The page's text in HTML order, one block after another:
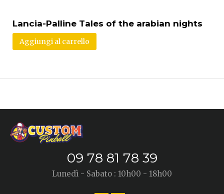
Lancia-Palline Tales of the arabian nights
Aggiungi al carrello
09 78 81 78 39
Lunedì - Sabato : 10h00 - 18h00